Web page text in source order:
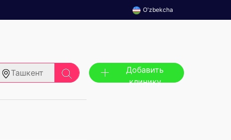
O'zbekcha
Ташкент
Добавить
клинику